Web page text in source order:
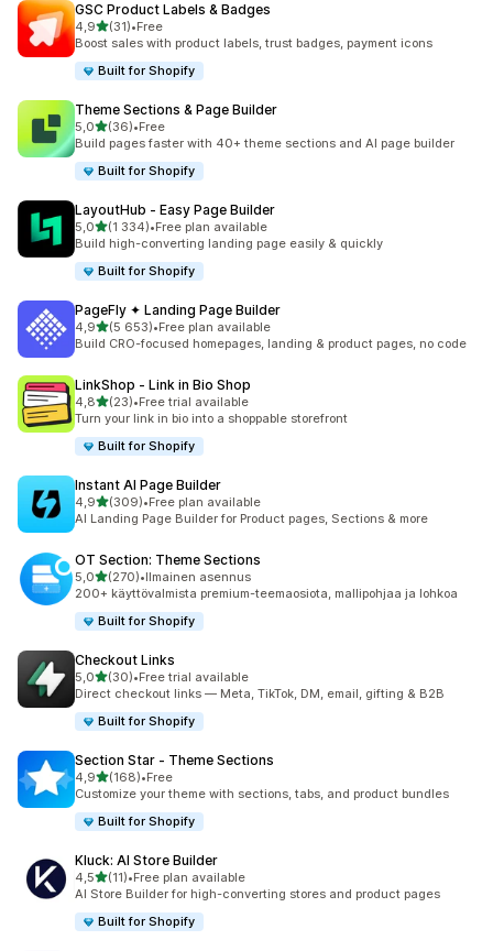
GSC Product Labels & Badges
4,9/ 5 tähteä
(31)
31 arvostelua yhteensä
•Free
Boost sales with product labels, trust badges, payment icons
Built for Shopify
Theme Sections & Page Builder
5,0/ 5 tähteä
(36)
36 arvostelua yhteensä
•Free
Build pages faster with 40+ theme sections and AI page builder
Built for Shopify
LayoutHub ‑ Easy Page Builder
5,0/ 5 tähteä
(1 334)
1334 arvostelua yhteensä
•Free plan available
Build high-converting landing page easily & quickly
Built for Shopify
PageFly ✦ Landing Page Builder
4,9/ 5 tähteä
(5 653)
5653 arvostelua yhteensä
•Free plan available
Build CRO-focused homepages, landing & product pages, no code
LinkShop ‑ Link in Bio Shop
4,8/ 5 tähteä
(23)
23 arvostelua yhteensä
•Free trial available
Turn your link in bio into a shoppable storefront
Built for Shopify
Instant AI Page Builder
4,9/ 5 tähteä
(309)
309 arvostelua yhteensä
•Free plan available
AI Landing Page Builder for Product pages, Sections & more
OT Section: Theme Sections
5,0/ 5 tähteä
(270)
270 arvostelua yhteensä
•Ilmainen asennus
200+ käyttövalmista premium-teemaosiota, mallipohjaa ja lohkoa
Built for Shopify
Checkout Links
5,0/ 5 tähteä
(30)
30 arvostelua yhteensä
•Free trial available
Direct checkout links — Meta, TikTok, DM, email, gifting & B2B
Built for Shopify
Section Star ‑ Theme Sections
4,9/ 5 tähteä
(168)
168 arvostelua yhteensä
•Free
Customize your theme with sections, tabs, and product bundles
Built for Shopify
Kluck: AI Store Builder
4,5/ 5 tähteä
(11)
11 arvostelua yhteensä
•Free plan available
AI Store Builder for high-converting stores and product pages
Built for Shopify